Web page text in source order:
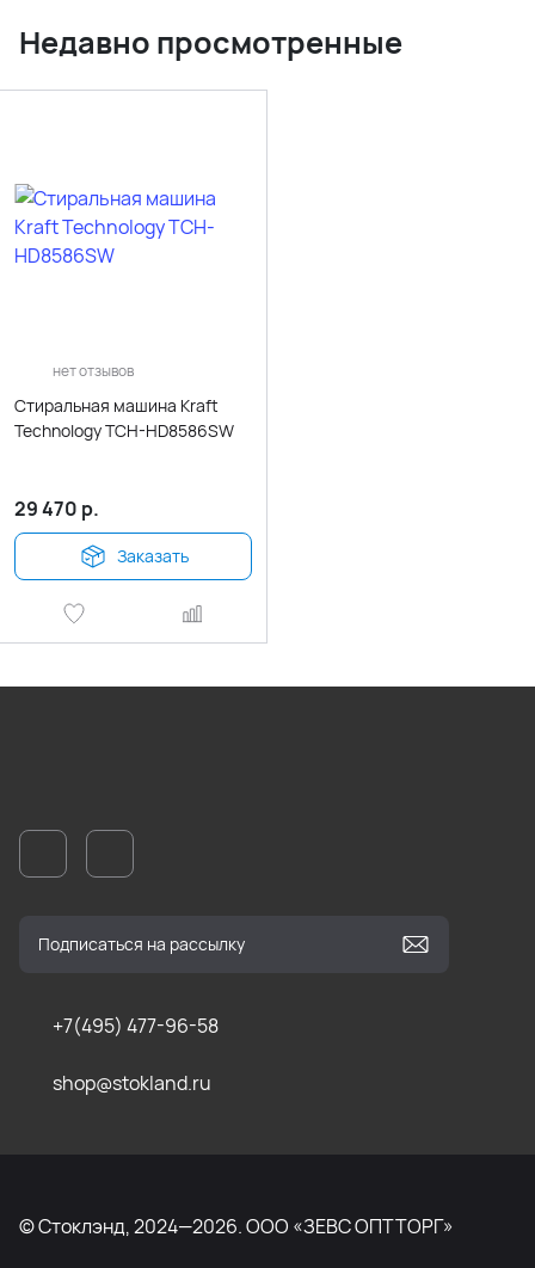
Недавно просмотренные
нет отзывов
Стиральная машина Kraft
Technology TCH-HD8586SW
29 470 р.
Заказать
+7(495) 477-96-58
shop@stokland.ru
© Стоклэнд, 2024—2026. ООО «ЗЕВС ОПТТОРГ»